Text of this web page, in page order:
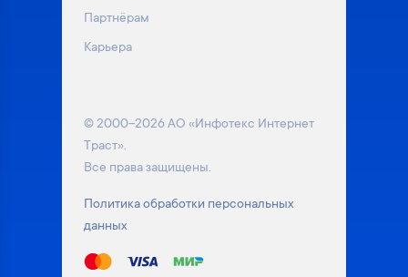
Партнёрам
Карьера
© 2000–2026 АО «Инфотекс Интернет
Траст».
Все права защищены.
Политика обработки персональных
данных